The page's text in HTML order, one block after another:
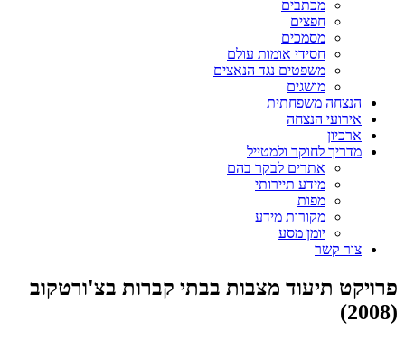
מכתבים
חפצים
מסמכים
חסידי אומות עולם
משפטים נגד הנאצים
מושגים
הנצחה משפחתית
אירועי הנצחה
ארכיון
מדריך לחוקר ולמטייל
אתרים לבקר בהם
מידע תיירותי
מפות
מקורות מידע
יומן מסע
צור קשר
פרויקט תיעוד מצבות בבתי קברות בצ'ורטקוב
(2008)